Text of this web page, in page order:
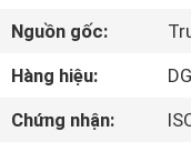
PHẨM
VỀ
Nguồn gốc:
Hàng hiệu:
Chứng nhận: